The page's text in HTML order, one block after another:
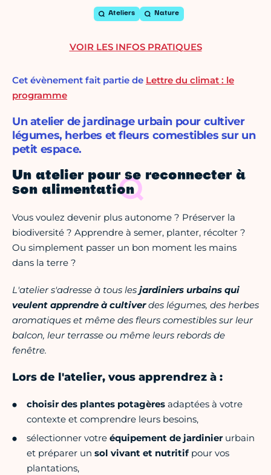
Ateliers Nature
Cet évènement fait partie de Lettre du climat : le
programme
Un atelier de jardinage urbain pour cultiver
légumes, herbes et fleurs comestibles sur un
petit espace.
Un atelier pour se reconnecter à
son alimentation
Vous voulez devenir plus autonome ? Préserver la
biodiversité ? Apprendre à semer, planter, récolter ?
Ou simplement passer un bon moment les mains
dans la terre ?
L'atelier s'adresse à tous les jardiniers urbains qui
veulent apprendre à cultiverdes légumes, des herbes
aromatiques et même des fleurs comestibles sur leur
balcon, leur terrasse ou même leurs rebords de
fenêtre.
Lors de l'atelier, vous apprendrez à :
choisir des plantes potagères adaptées à votre
contexte et comprendre leurs besoins,
sélectionner votre équipement de jardinier urbain
et préparer un sol vivant et nutritifpour vos
plantations,
VOIR LES INFOS PRATIQUES